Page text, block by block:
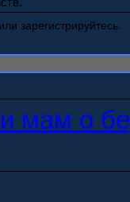
зарегистрируйтесь.
мам о